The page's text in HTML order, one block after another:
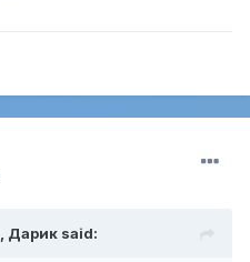
Дарик said: